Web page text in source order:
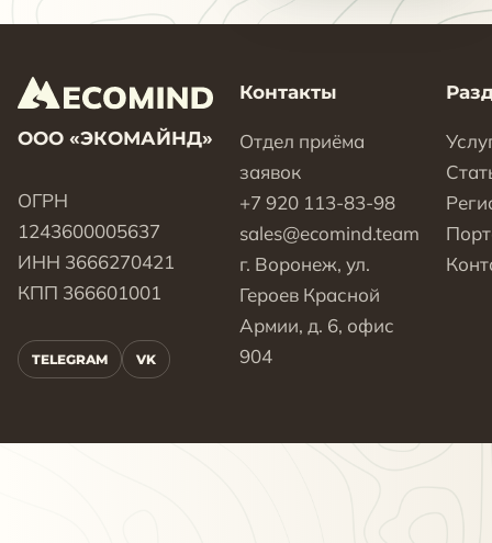
ООО «ЭКОМАЙНД»
ОГРН
1243600005637
ИНН 3666270421
КПП 366601001
TELEGRAM VK
Контакты
Отдел приёма
заявок
+7 920 113-83-98
sales@ecomind.team
г. Воронеж, ул.
Героев Красной
Армии, д. 6, офис
904